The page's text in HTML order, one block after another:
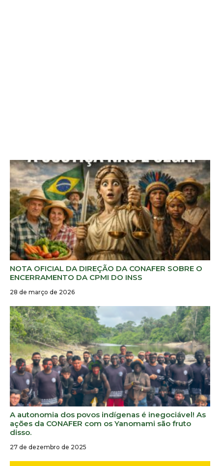
NOTA OFICIAL DA DIREÇÃO DA CONAFER SOBRE O
ENCERRAMENTO DA CPMI DO INSS
28 de março de 2026
A autonomia dos povos indígenas é inegociável! As
ações da CONAFER com os Yanomami são fruto
disso.
27 de dezembro de 2025